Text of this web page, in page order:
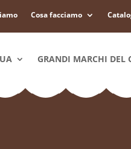
Cosa facciamo
GRANDI MARCHI DEL